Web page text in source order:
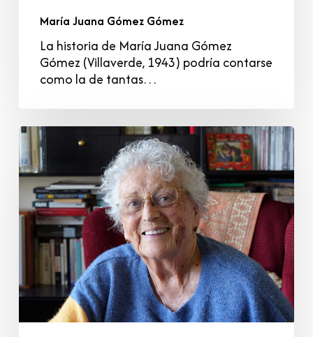
María Juana Gómez Gómez
La historia de María Juana Gómez
Gómez (Villaverde, 1943) podría contarse
como la de tantas…
Pilar
Blanco
Puente